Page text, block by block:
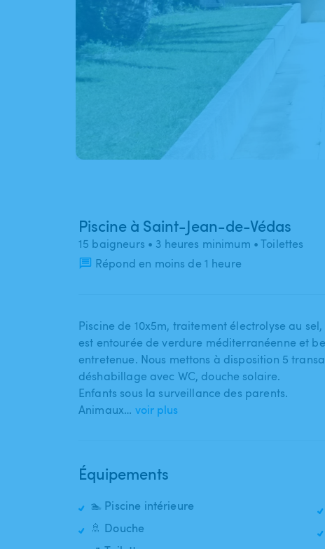
Piscine à Saint-Jean-de-Védas
15 baigneurs • 3 heures minimum • Toilettes
Répond en moins de 1 heure
Piscine de 10x5m​,​ traitement électrolyse au
est entourée de verdure méditerranéenne et
entretenue. Nous mettons à disposition 5
déshabillage avec WC​,​ douche solaire.
Enfants sous la surveillance des parents.
Animaux… voir plus
Équipements
🏊 Piscine intérieure
🚿 Douche